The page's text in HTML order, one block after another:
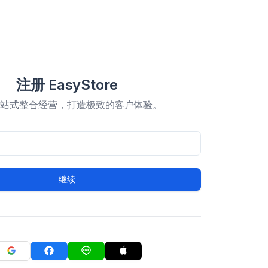
注册 EasyStore
式整合经营，打造极致的客户体验。
继续